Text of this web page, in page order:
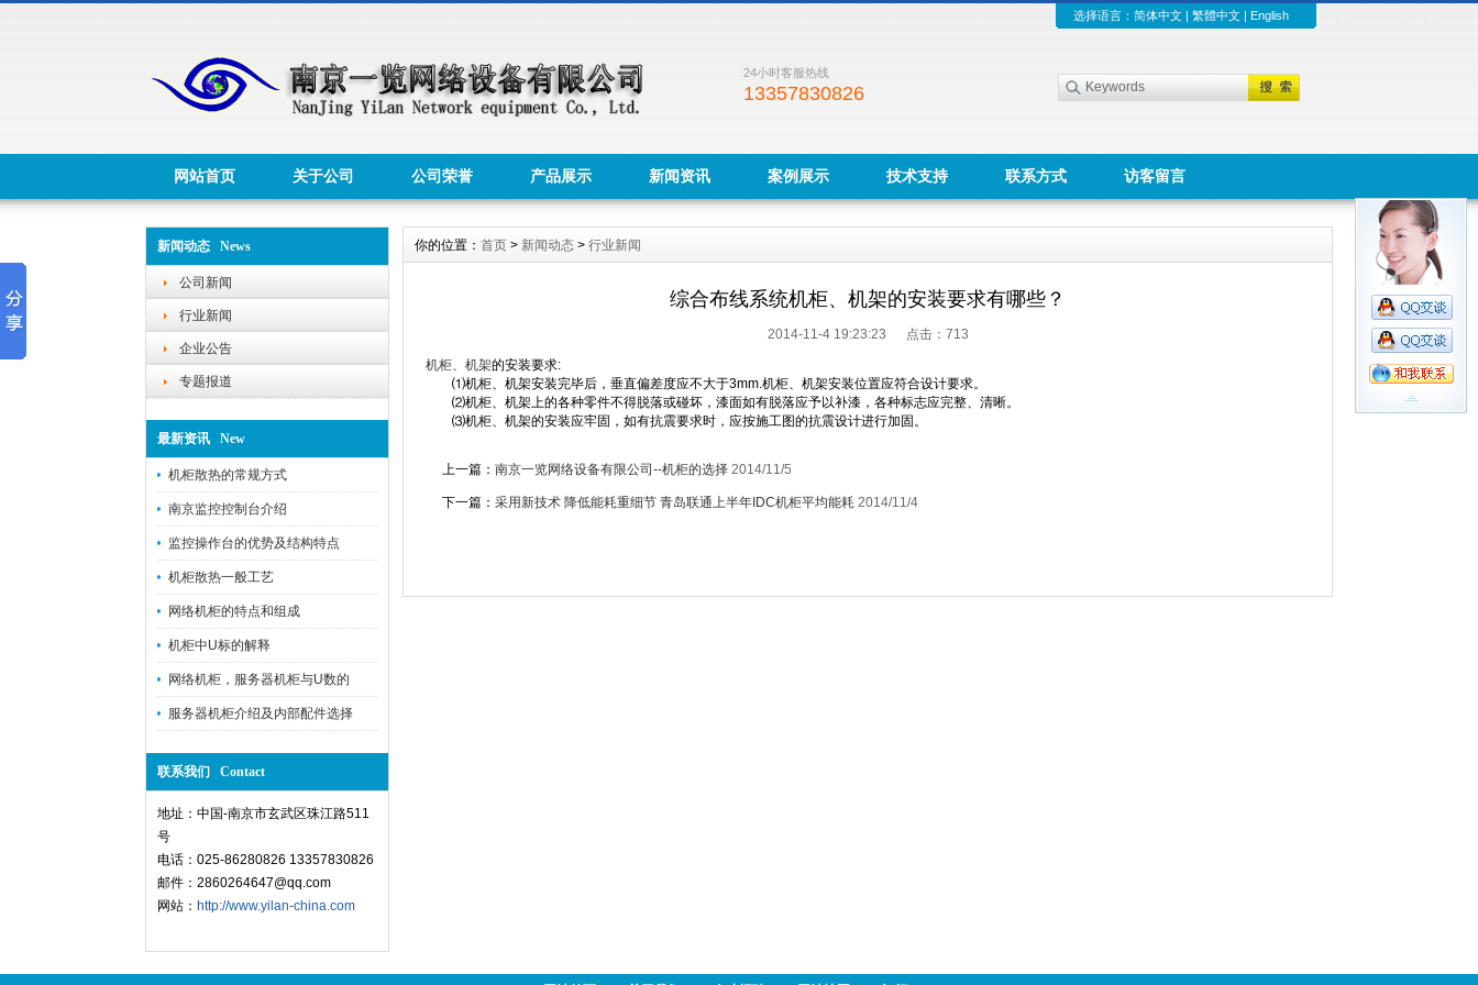
选择语言： 简体中文| 繁體中文| English
24小时客服热线
13357830826
网站首页 关于公司 公司荣誉 产品展示 新闻资讯 案例展示 技术支持 联系方式 访客留言
新闻动态 News
公司新闻
行业新闻
企业公告
专题报道
最新资讯 New
机柜散热的常规方式
南京监控控制台介绍
监控操作台的优势及结构特点
机柜散热一般工艺
网络机柜的特点和组成
机柜中U标的解释
网络机柜，服务器机柜与U数的
服务器机柜介绍及内部配件选择
联系我们 Contact
地址：中国-南京市玄武区珠江路511
号
电话：025-86280826 13357830826
邮件：2860264647@qq.com
网站： http://www.yilan-china.com
你的位置： 首页 > 新闻动态 > 行业新闻
综合布线系统机柜、机架的安装要求有哪些？
2014-11-4 19:23:23 点击： 713
机柜、机架的安装要求:
⑴机柜、机架安装完毕后，垂直偏差度应不大于3mm.机柜、机架安装位置应符合设计要求。
⑵机柜、机架上的各种零件不得脱落或碰坏，漆面如有脱落应予以补漆，各种标志应完整、清晰。
⑶机柜、机架的安装应牢固，如有抗震要求时，应按施工图的抗震设计进行加固。
上一篇： 南京一览网络设备有限公司--机柜的选择 2014/11/5
下一篇： 采用新技术 降低能耗重细节 青岛联通上半年IDC机柜平均能耗 2014/11/4